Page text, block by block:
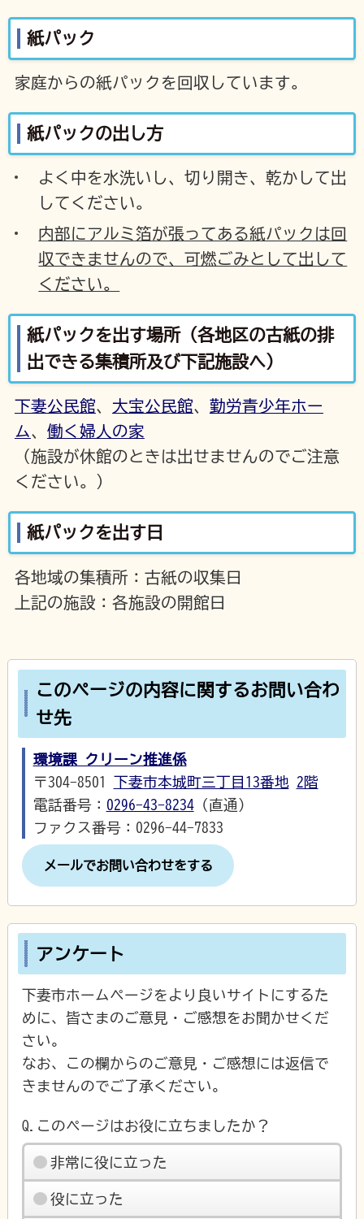
紙パック
家庭からの紙パックを回収しています。
紙パックの出し方
よく中を水洗いし、切り開き、乾かして出
してください。
内部にアルミ箔が張ってある紙パックは回
収できませんので、可燃ごみとして出して
ください。
紙パックを出す場所（各地区の古紙の排
出できる集積所及び下記施設へ）
下妻公民館、 大宝公民館、 勤労青少年ホー
ム 、 働く婦人の家
（施設が休館のときは出せませんのでご注意
ください。）
紙パックを出す日
各地域の集積所：古紙の収集日
上記の施設：各施設の開館日
このページの内容に関するお問い合わ
せ先
環境課 クリーン推進係
〒304-8501 下妻市本城町三丁目13番地 2階
電話番号： 0296-43-8234（直通）
ファクス番号：0296-44-7833
メールでお問い合わせをする
アンケート
下妻市ホームページをより良いサイトにするた
めに、皆さまのご意見・ご感想をお聞かせくだ
さい。
なお、この欄からのご意見・ご感想には返信で
きませんのでご了承ください。
Q.このページはお役に立ちましたか？
非常に役に立った
役に立った